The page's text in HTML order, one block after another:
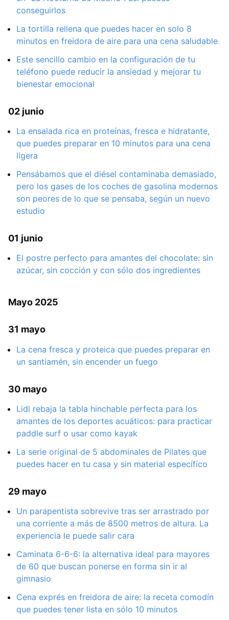
conseguirlos
La tortilla rellena que puedes hacer en solo 8
minutos en freidora de aire para una cena saludable
Este sencillo cambio en la configuración de tu
teléfono puede reducir la ansiedad y mejorar tu
bienestar emocional
02 junio
La ensalada rica en proteínas, fresca e hidratante,
que puedes preparar en 10 minutos para una cena
ligera
Pensábamos que el diésel contaminaba demasiado,
pero los gases de los coches de gasolina modernos
son peores de lo que se pensaba, según un nuevo
estudio
01 junio
El postre perfecto para amantes del chocolate: sin
azúcar, sin cocción y con sólo dos ingredientes
Mayo 2025
31 mayo
La cena fresca y proteica que puedes preparar en
un santiamén, sin encender un fuego
30 mayo
Lidl rebaja la tabla hinchable perfecta para los
amantes de los deportes acuáticos: para practicar
paddle surf o usar como kayak
La serie original de 5 abdominales de Pilates que
puedes hacer en tu casa y sin material específico
29 mayo
Un parapentista sobrevive tras ser arrastrado por
una corriente a más de 8500 metros de altura. La
experiencia le puede salir cara
Caminata 6-6-6: la alternativa ideal para mayores
de 60 que buscan ponerse en forma sin ir al
gimnasio
Cena exprés en freidora de aire: la receta comodín
que puedes tener lista en sólo 10 minutos